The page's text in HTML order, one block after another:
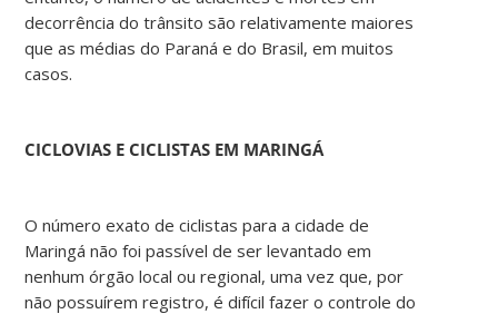
decorrência do trânsito são relativamente maiores
que as médias do Paraná e do Brasil, em muitos
casos.
CICLOVIAS E CICLISTAS EM MARINGÁ
O número exato de ciclistas para a cidade de
Maringá não foi passível de ser levantado em
nenhum órgão local ou regional, uma vez que, por
não possuírem registro, é difícil fazer o controle do